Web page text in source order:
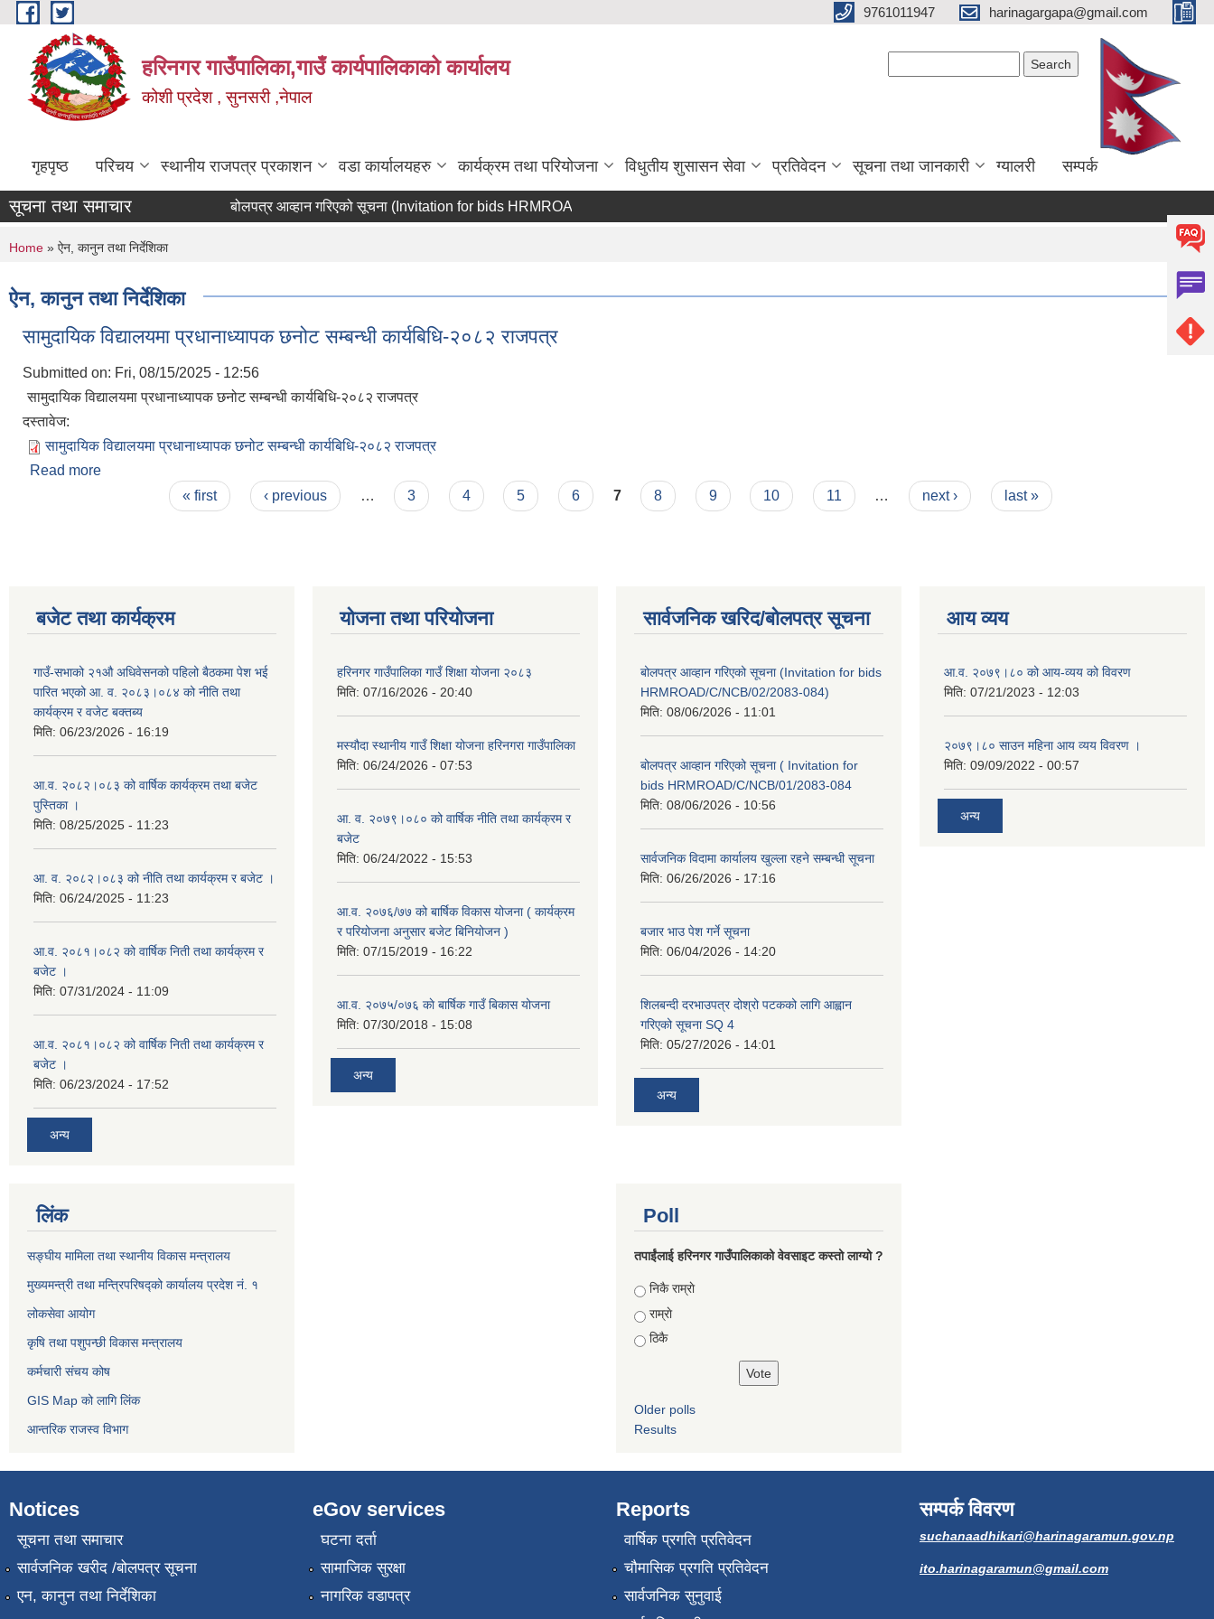
Skip to main content 9761011947 harinagargapa@gmail.com
हरिनगर गाउँपालिका,गाउँ कार्यपालिकाको कार्यालय
कोशी प्रदेश , सुनसरी ,नेपाल
गृहपृष्ठ परिचय स्थानीय राजपत्र प्रकाशन वडा कार्यालयहरु कार्यक्रम तथा परियोजना विधुतीय शुसासन सेवा प्रतिवेदन सूचना तथा जानकारी ग्यालरी सम्पर्क
सूचना तथा समाचार बोलपत्र आव्हान गरिएको सूचना (Invitation for bids HRMROAD/C/NCB/02/2083-084)
You are here
Home » ऐन, कानुन तथा निर्देशिका
ऐन, कानुन तथा निर्देशिका
सामुदायिक विद्यालयमा प्रधानाध्यापक छनोट सम्बन्धी कार्यबिधि-२०८२ राजपत्र
Submitted on: Fri, 08/15/2025 - 12:56
सामुदायिक विद्यालयमा प्रधानाध्यापक छनोट सम्बन्धी कार्यबिधि-२०८२ राजपत्र
दस्तावेज:
सामुदायिक विद्यालयमा प्रधानाध्यापक छनोट सम्बन्धी कार्यबिधि-२०८२ राजपत्र
Read more
« first ‹ previous … 3 4 5 6 7 8 9 10 11 … next › last »
बजेट तथा कार्यक्रम
गाउँ-सभाको २१औ अधिवेसनको पहिलो बैठकमा पेश भई
पारित भएको आ. व. २०८३।०८४ को नीति तथा
कार्यक्रम र वजेट बक्तब्य
मिति: 06/23/2026 - 16:19
आ.व. २०८२।०८३ को वार्षिक कार्यक्रम तथा बजेट
पुस्तिका ।
मिति: 08/25/2025 - 11:23
आ. व. २०८२।०८३ को नीति तथा कार्यक्रम र बजेट ।
मिति: 06/24/2025 - 11:23
आ.व. २०८१।०८२ को वार्षिक निती तथा कार्यक्रम र
बजेट ।
मिति: 07/31/2024 - 11:09
आ.व. २०८१।०८२ को वार्षिक निती तथा कार्यक्रम र
बजेट ।
मिति: 06/23/2024 - 17:52
अन्य
योजना तथा परियोजना
हरिनगर गाउँपालिका गाउँ शिक्षा योजना २०८३
मिति: 07/16/2026 - 20:40
मस्यौदा स्थानीय गाउँ शिक्षा योजना हरिनगरा गाउँपालिका
मिति: 06/24/2026 - 07:53
आ. व. २०७९।०८० को वार्षिक नीति तथा कार्यक्रम र
बजेट
मिति: 06/24/2022 - 15:53
आ.व. २०७६/७७ को बार्षिक विकास योजना ( कार्यक्रम
र परियोजना अनुसार बजेट बिनियोजन )
मिति: 07/15/2019 - 16:22
आ.व. २०७५/०७६ काे बार्षिक गाउँ बिकास योजना
मिति: 07/30/2018 - 15:08
अन्य
सार्वजनिक खरिद/बोलपत्र सूचना
बोलपत्र आव्हान गरिएको सूचना (Invitation for bids
HRMROAD/C/NCB/02/2083-084)
मिति: 08/06/2026 - 11:01
बोलपत्र आव्हान गरिएको सूचना ( Invitation for
bids HRMROAD/C/NCB/01/2083-084
मिति: 08/06/2026 - 10:56
सार्वजनिक विदामा कार्यालय खुल्ला रहने सम्बन्धी सूचना
मिति: 06/26/2026 - 17:16
बजार भाउ पेश गर्ने सूचना
मिति: 06/04/2026 - 14:20
शिलबन्दी दरभाउपत्र दोश्रो पटकको लागि आह्वान
गरिएको सूचना SQ 4
मिति: 05/27/2026 - 14:01
अन्य
आय व्यय
आ.व. २०७९।८० को आय-व्यय को विवरण
मिति: 07/21/2023 - 12:03
२०७९।८० साउन महिना आय व्यय विवरण ।
मिति: 09/09/2022 - 00:57
अन्य
लिंक
सङ्घीय मामिला तथा स्थानीय विकास मन्त्रालय
मुख्यमन्त्री तथा मन्त्रिपरिषद्को कार्यालय प्रदेश नं. १
लोकसेवा आयोग ​​​​
कृषि तथा पशुपन्छी विकास मन्त्रालय
कर्मचारी संचय कोष
GIS Map को लागि लिंक
आन्तरिक राजस्व विभाग
Poll
तपाईंलाई हरिनगर गाउँपालिकाको वेवसाइट कस्तो लाग्यो ?
Choices
निकै राम्राे
राम्राे
ठिकै
Older polls
Results
Notices
सूचना तथा समाचार
सार्वजनिक खरीद /बोलपत्र सूचना
एन, कानुन तथा निर्देशिका
eGov services
घटना दर्ता
सामाजिक सुरक्षा
नागरिक वडापत्र
Reports
वार्षिक प्रगति प्रतिवेदन
चौमासिक प्रगति प्रतिवेदन
सार्वजनिक सुनुवाई
सम्पर्क विवरण
suchanaadhikari@harinagaramun.gov.np
ito.harinagaramun@gmail.com